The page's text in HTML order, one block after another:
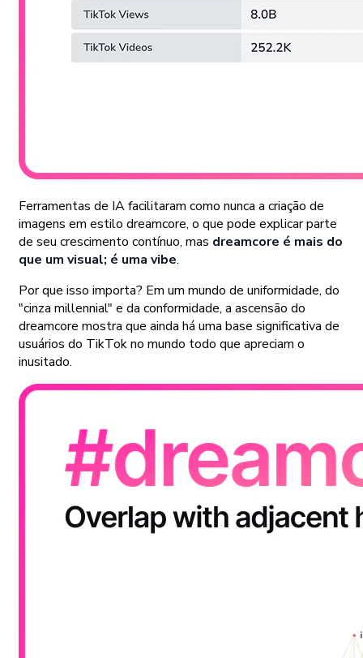
Ferramentas de IA facilitaram como nunca a criação de
imagens em estilo dreamcore, o que pode explicar parte
de seu crescimento contínuo, mas dreamcore é mais do
que um visual; é uma vibe.
Por que isso importa? Em um mundo de uniformidade, do
"cinza millennial" e da conformidade, a ascensão do
dreamcore mostra que ainda há uma base significativa de
usuários do TikTok no mundo todo que apreciam o
inusitado.